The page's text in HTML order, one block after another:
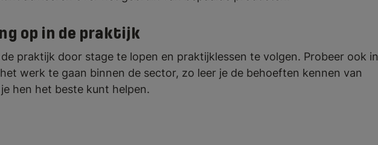
op in de praktijk
praktijk door stage te lopen en praktijklessen te volgen. Probeer ook in
werk te gaan binnen de sector, zo leer je de behoeften kennen van
hen het beste kunt helpen.